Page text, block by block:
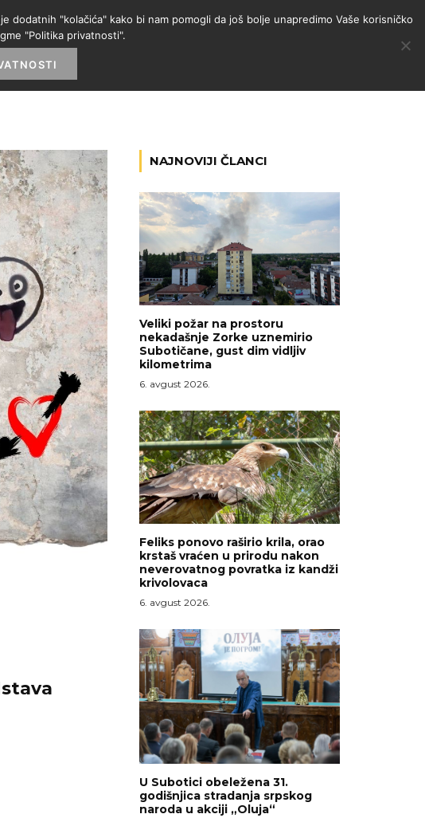
KATEGORIJE
NAJNOVIJI ČLANCI
Veliki požar na prostoru
nekadašnje Zorke uznemirio
Subotičane, gust dim vidljiv
kilometrima
6. avgust 2026.
Feliks ponovo raširio krila, orao
krstaš vraćen u prirodu nakon
neverovatnog povratka iz kandži
krivolovaca
6. avgust 2026.
U Subotici obeležena 31.
godišnjica stradanja srpskog
naroda u akciji „Oluja“
"kolačića" kako bi nam pomogli da još bolje unapredimo Vaše korisničko
"Politika privatnosti".